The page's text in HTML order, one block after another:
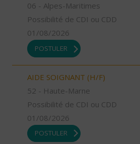
06 - Alpes-Maritimes
Possibilité de CDI ou CDD
01/08/2026
POSTULER
AIDE SOIGNANT (H/F)
52 - Haute-Marne
Possibilité de CDI ou CDD
01/08/2026
POSTULER